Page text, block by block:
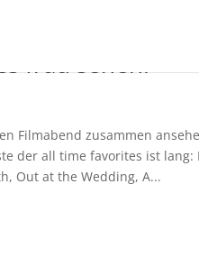
frau sehen!
Filmabend zusammen
der all time favorites ist lang:
Out at the Wedding, A...